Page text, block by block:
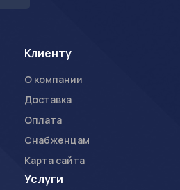
Клиенту
О компании
Доставка
Оплата
Снабженцам
Карта сайта
Услуги